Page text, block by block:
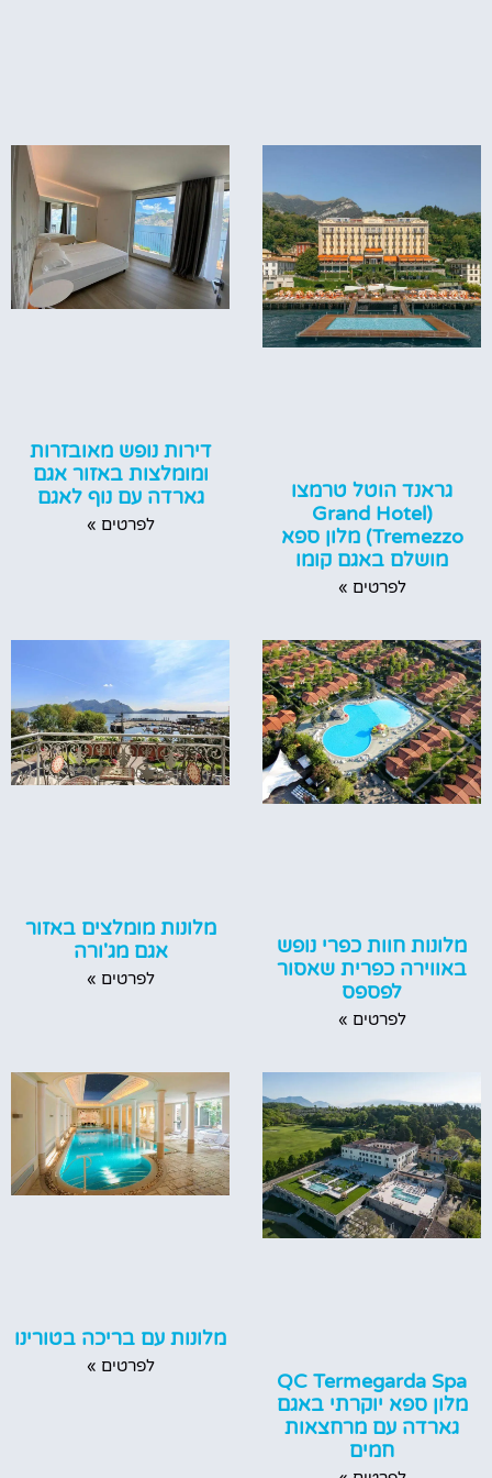
גראנד הוטל טרמצו
(‪Grand Hotel
Tremezzo‬) מלון ספא
מושלם באגם קומו
לפרטים »
דירות נופש מאובזרות
ומומלצות באזור אגם
גארדה עם נוף לאגם
לפרטים »
מלונות חוות כפרי נופש
באווירה כפרית שאסור
לפספס
לפרטים »
מלונות מומלצים באזור
אגם מג'ורה
לפרטים »
QC Termegarda Spa
מלון ספא יוקרתי באגם
גארדה עם מרחצאות
חמים
מלונות עם בריכה בטורינו
לפרטים »